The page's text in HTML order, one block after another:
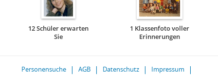
12 Schüler erwarten
Sie
1 Klassenfoto voller
Erinnerungen
Personensuche AGB Datenschutz Impressum